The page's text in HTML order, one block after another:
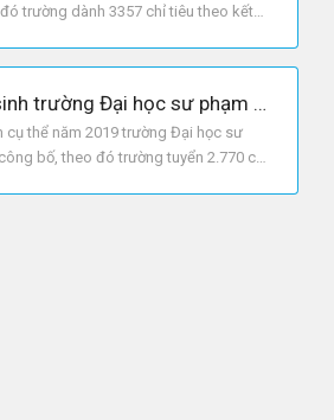
trường dành 3357 chỉ tiêu theo kết
Chỉ tiêu tuyển sinh trường Đại học sư phạm Hà Nội năm 2019
cụ thể năm 2019 trường Đại học sư
bố, theo đó trường tuyển 2.770 chỉ